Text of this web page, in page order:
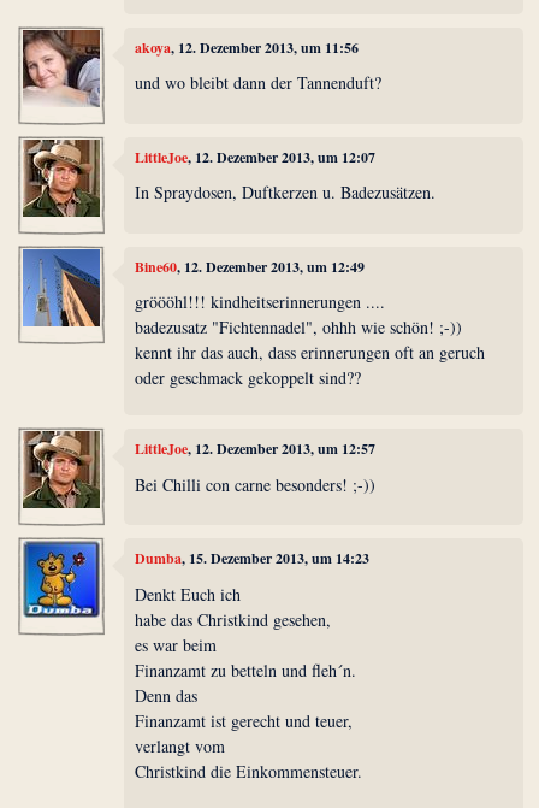
akoya, 12. Dezember 2013, um 11:56
und wo bleibt dann der Tannenduft?
LittleJoe, 12. Dezember 2013, um 12:07
In Spraydosen, Duftkerzen u. Badezusätzen.
Bine60, 12. Dezember 2013, um 12:49
gröööhl!!! kindheitserinnerungen ....
badezusatz "Fichtennadel", ohhh wie schön! ;-))
kennt ihr das auch, dass erinnerungen oft an geruch
oder geschmack gekoppelt sind??
LittleJoe, 12. Dezember 2013, um 12:57
Bei Chilli con carne besonders! ;-))
Dumba, 15. Dezember 2013, um 14:23
Denkt Euch ich
habe das Christkind gesehen,
es war beim
Finanzamt zu betteln und fleh´n.
Denn das
Finanzamt ist gerecht und teuer,
verlangt vom
Christkind die Einkommensteuer.